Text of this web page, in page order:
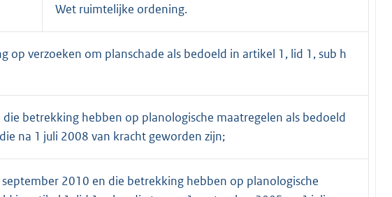
Wet ruimtelijke ordening.
op verzoeken om planschade als bedoeld in artikel 1, lid 1, sub h
betrekking hebben op planologische maatregelen als bedoeld
na 1 juli 2008 van kracht geworden zijn;
2010 en die betrekking hebben op planologische